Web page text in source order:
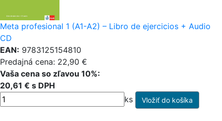
Meta profesional 1 (A1-A2) – Libro de ejercicios + Audio
CD
EAN: 9783125154810
Predajná cena: 22,90 €
Vaša cena so zľavou 10%:
20,61 € s DPH
ks